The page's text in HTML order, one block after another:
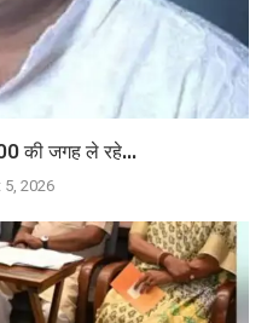
की जगह ले रहे...
2026